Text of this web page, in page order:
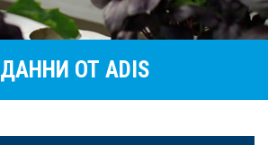
ДАННИ ОТ ADIS